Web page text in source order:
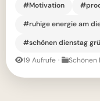
#Motivation
#ruhige energie am
#schönen dienstag
19 Aufrufe · Schönen